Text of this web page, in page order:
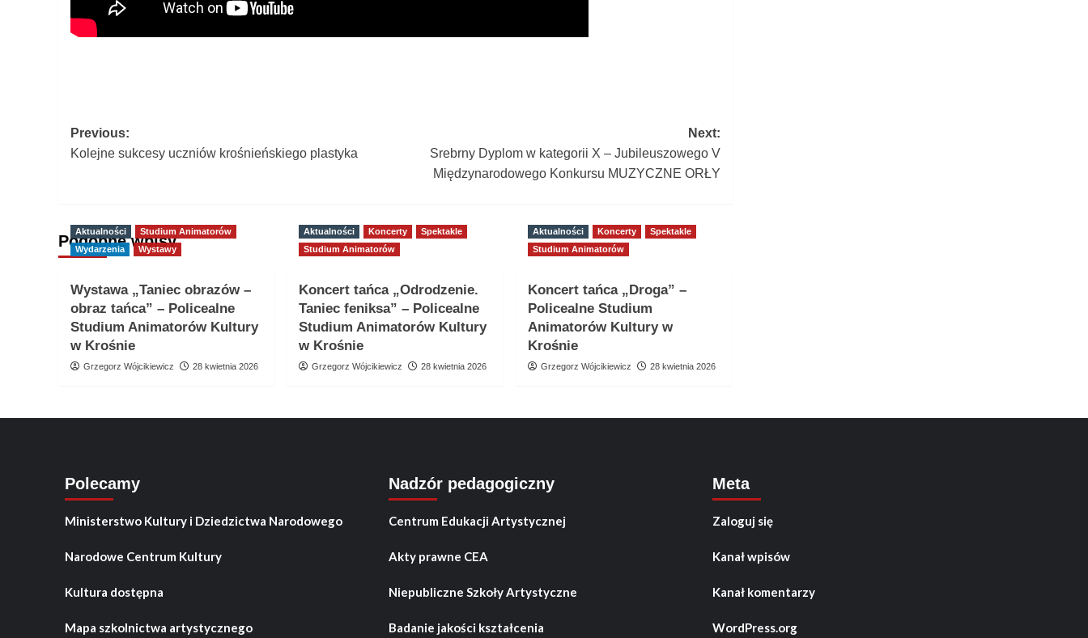
Post
navigation
Previous:
Kolejne sukcesy uczniów krośnieńskiego plastyka
Next:
Srebrny Dyplom w kategorii X – Jubileuszowego V
Międzynarodowego Konkursu MUZYCZNE ORŁY
Podobne wpisy
Aktualności
Studium Animatorów
Wydarzenia
Wystawy
Wystawa „Taniec obrazów –
obraz tańca” – Policealne
Studium Animatorów Kultury
w Krośnie
Grzegorz Wójcikiewicz 28 kwietnia 2026
Aktualności Koncerty
Spektakle
Studium Animatorów
Koncert tańca „Odrodzenie.
Taniec feniksa” – Policealne
Studium Animatorów Kultury
w Krośnie
Grzegorz Wójcikiewicz 28 kwietnia 2026
Aktualności Koncerty
Spektakle
Studium Animatorów
Koncert tańca „Droga” –
Policealne Studium
Animatorów Kultury w
Krośnie
Grzegorz Wójcikiewicz 28 kwietnia 2026
Polecamy
Ministerstwo Kultury i Dziedzictwa Narodowego
Narodowe Centrum Kultury
Kultura dostępna
Mapa szkolnictwa artystycznego
Nadzór pedagogiczny
Centrum Edukacji Artystycznej
Akty prawne CEA
Niepubliczne Szkoły Artystyczne
Badanie jakości kształcenia
Meta
Zaloguj się
Kanał wpisów
Kanał komentarzy
WordPress.org